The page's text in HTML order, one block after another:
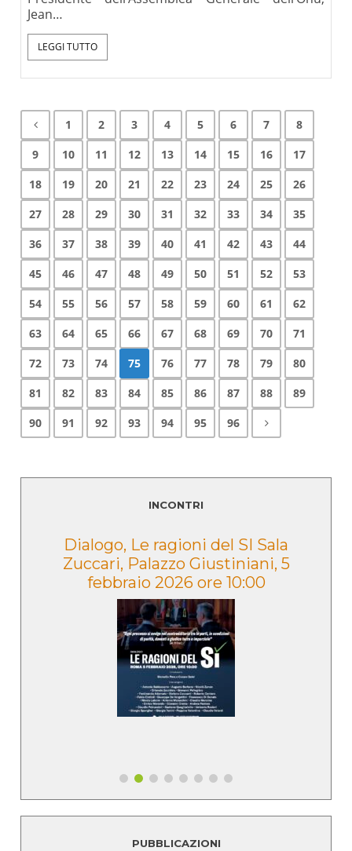
Jean…
LEGGI TUTTO
1 2 3 4 5 6 7
8
9
10 11 12 13 14 15 16
17
18
19 20 21 22 23 24 25
26
27
28 29 30 31 32 33 34
35
36
37 38 39 40 41 42 43
44
45
46 47 48 49 50 51 52
53
54
55 56 57 58 59 60 61
62
63
64 65 66 67 68 69 70
71
72
73 74 75 76 77 78 79
80
81
82 83 84 85 86 87 88
89
90
91 92 93 94 95 96
INCONTRI
Dialogo, Le ragioni del SI Sala
Zuccari, Palazzo Giustiniani, 5
febbraio 2026 ore 10:00
PUBBLICAZIONI